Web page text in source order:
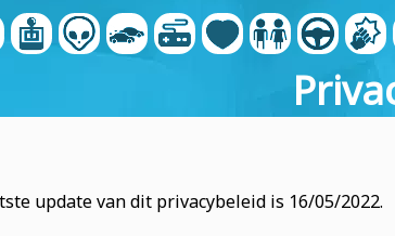
update van dit privacybeleid is 16/05/2022.